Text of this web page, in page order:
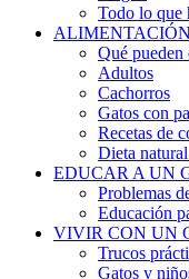
Todo lo que
ALIMENTACIÓN
Qué pueden
Adultos
Cachorros
Gatos con
Recetas de
Dieta
EDUCAR A UN
Problemas
Educación
VIVIR CON UN
Trucos
Gatos y